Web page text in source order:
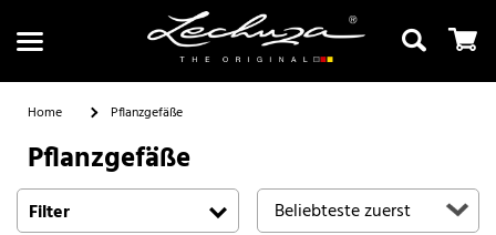
Suchen
Home Pflanzgefäße
Pflanzgefäße
Filter